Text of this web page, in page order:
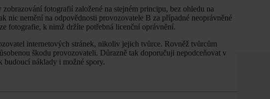
fotografií založené na stejném principu, bez ohledu na
nemění na odpovědnosti provozovatele B za případné neoprávněné
fotografie, k nimž držíte potřebná licenční oprávnění.
internetových stránek, nikoliv jejich tvůrce. Rovněž tvůrcům
škodu provozovateli. Důrazně tak doporučuji nepodceňovat v
budoucí náklady i možné spory.